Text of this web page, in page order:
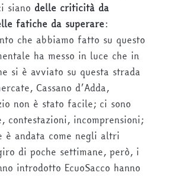
siano delle criticità da
fatiche da superare:
che abbiamo fatto su questo
ha messo in luce che in
si è avviato su questa strada
Cassano d’Adda,
non è stato facile; ci sono
contestazioni, incomprensioni;
è andata come negli altri
di poche settimane, però, i
introdotto EcuoSacco hanno